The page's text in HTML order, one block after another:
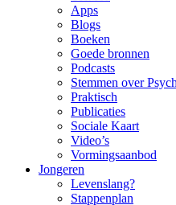
Apps
Blogs
Boeken
Goede bronnen
Podcasts
Stemmen over
Praktisch
Publicaties
Sociale Kaart
Video’s
Vormingsaanbod
Jongeren
Levenslang?
Stappenplan